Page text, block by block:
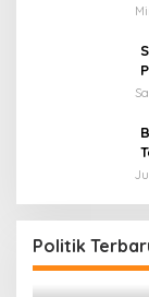
Politik